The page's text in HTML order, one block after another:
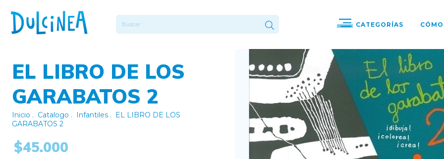
CATEGORÍAS
EL LIBRO DE LOS
GARABATOS 2
Inicio . Catalogo . Infantiles . EL LIBRO DE LOS
GARABATOS 2
$45.000